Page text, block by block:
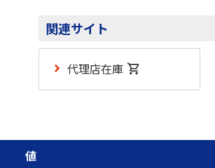
関連サイト
代理店在庫
値